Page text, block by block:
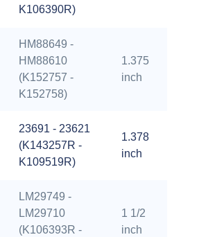
K106390R)
HM88649 -
HM88610
(K152757 -
K152758)
1.375
inch
23691 - 23621
(K143257R -
K109519R)
1.378
inch
LM29749 -
LM29710
(K106393R -
1 1/2
inch